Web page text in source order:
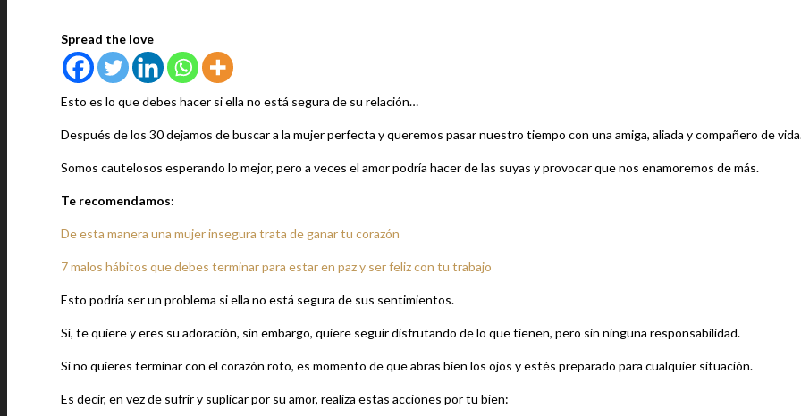
Spread the love
Esto es lo que debes hacer si ella no está segura de su relación…
Después de los 30 dejamos de buscar a la mujer perfecta y queremos pasar nuestro tiempo con una amiga, aliada y compañero de
Somos cautelosos esperando lo mejor, pero a veces el amor podría hacer de las suyas y provocar que nos enamoremos de más.
Te recomendamos:
De esta manera una mujer insegura trata de ganar tu corazón
7 malos hábitos que debes terminar para estar en paz y ser feliz con tu trabajo
Esto podría ser un problema si ella no está segura de sus sentimientos.
Sí, te quiere y eres su adoración, sin embargo, quiere seguir disfrutando de lo que tienen, pero sin ninguna responsabilidad.
Si no quieres terminar con el corazón roto, es momento de que abras bien los ojos y estés preparado para cualquier situación.
Es decir, en vez de sufrir y suplicar por su amor, realiza estas acciones por tu bien: